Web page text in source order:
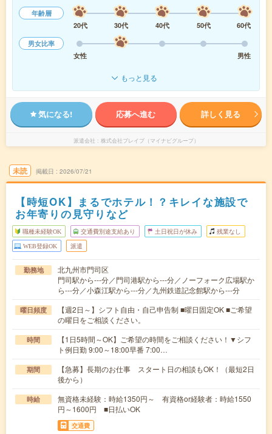
年齢層
20代
30代 40代 50代
60代
男女比率
女性
男性
もっと見る
気になる! 応募へ進む 詳しく見る
派遣会社 株式会社ブレイブ（マイナビグループ）
未読 掲載日 2026/07/21
【時短OK】まるでホテル！？キレイな施設で
お年寄りの見守りなど
職種未経験OK 交通費別途支給あり 土日祝日が休み 残業なし
WEB登録OK 派遣
勤務地
北九州市門司区
門司駅から---分／門司港駅から---分／ノーフォーク広場駅か
ら---分／小森江駅から---分／九州鉄道記念館駅から---分
曜日頻度
【週2日～】シフト自由・自己申告制 ■曜日固定OK ■ご希望
の曜日をご相談ください。
時間
【1日5時間～OK】ご希望の時間をご相談ください！▼シフ
ト例日勤 9:00～18:00早番 7:00…
期間
【急募】長期のお仕事 スタート日の相談もOK！（最短2日
後から）
時給
無資格未経験：時給1350円～ 有資格or経験者：時給1550
円～1600円 ■日払いOK
交通費